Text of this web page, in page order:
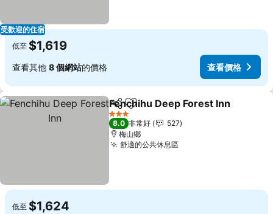
受歡迎的住宿
低至 $1,619
查看其他 8 個網站的價格 查看價格
分享 加入我的最愛
Fenchihu Deep Forest Inn
3 星級
8.0 非常好
527
梅山鄉
舒適的公共休息區
低至 $1,624